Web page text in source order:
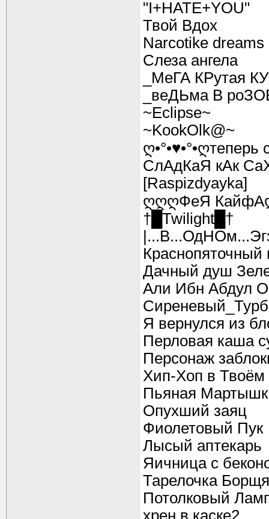
"I+HATE+YOU"
Твой Вдох
Narcotike dreams
Слеза ангела
_МеГА КРутая
_веДЬма В
~Eclipse~
~KookOlk@~
СлАдКаЯ кАк
[Raspizdyayka]
ღღღФеЯ
†█Twilight█†
Краснопяточный
Дачный душ
Али Ибн Абдул
Я вернулся из
Перловая каша
Персонаж
Хип-Хоп в
Пьяная
Опухший заяц
Фиолетовый Пук
Лысый аптекарь
Яичница с
Тарелочка Борщя
Потолковый
хрен в каске2